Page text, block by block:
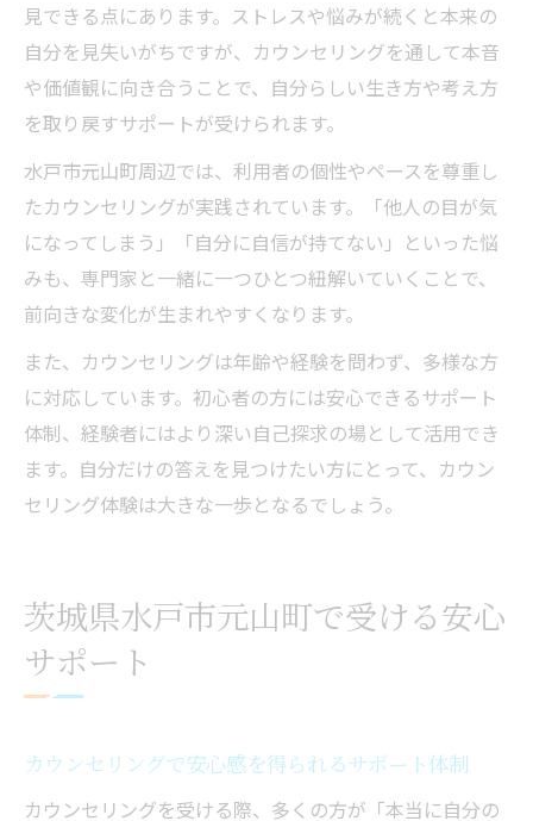
見できる点にあります。ストレスや悩みが続くと本来の
自分を見失いがちですが、カウンセリングを通して本音
や価値観に向き合うことで、自分らしい生き方や考え方
を取り戻すサポートが受けられます。
水戸市元山町周辺では、利用者の個性やペースを尊重し
たカウンセリングが実践されています。「他人の目が気
になってしまう」「自分に自信が持てない」といった悩
みも、専門家と一緒に一つひとつ紐解いていくことで、
前向きな変化が生まれやすくなります。
また、カウンセリングは年齢や経験を問わず、多様な方
に対応しています。初心者の方には安心できるサポート
体制、経験者にはより深い自己探求の場として活用でき
ます。自分だけの答えを見つけたい方にとって、カウン
セリング体験は大きな一歩となるでしょう。
茨城県水戸市元山町で受ける安心
サポート
カウンセリングで安心感を得られるサポート体制
カウンセリングを受ける際、多くの方が「本当に自分の